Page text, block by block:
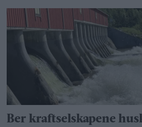
Ber kraftselskapene